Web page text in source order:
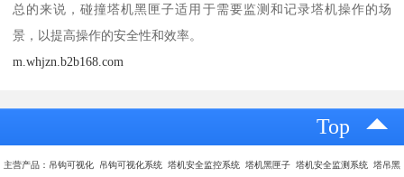
总的来说，碰撞塔机黑匣子适用于需要监测和记录塔机操作的场
景，以提高操作的安全性和效率。
m.whjzn.b2b168.com
Top
主营产品：吊钩可视化 吊钩可视化系统 塔机安全监控系统 塔机黑匣子 塔机安全监测系统 塔吊黑